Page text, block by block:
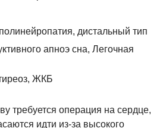
дистальный тип
апноэ сна, Легочная
ЖКБ
требуется операция на сердце,
идти из-за высокого